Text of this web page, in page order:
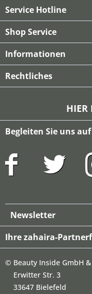
Service Hotline
Shop Service
Informationen
Rechtliches
HIER
Begleiten Sie uns auf
Newsletter
Ihre zahaira-
© Beauty Inside GmbH &
Erwitter Str. 3
33647 Bielefeld